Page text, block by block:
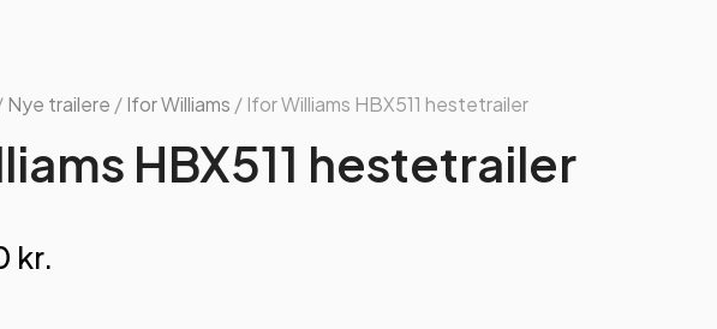
Nye trailere /Ifor Williams / Ifor Williams HBX511 hestetrailer
HBX511 hestetrailer
kr.